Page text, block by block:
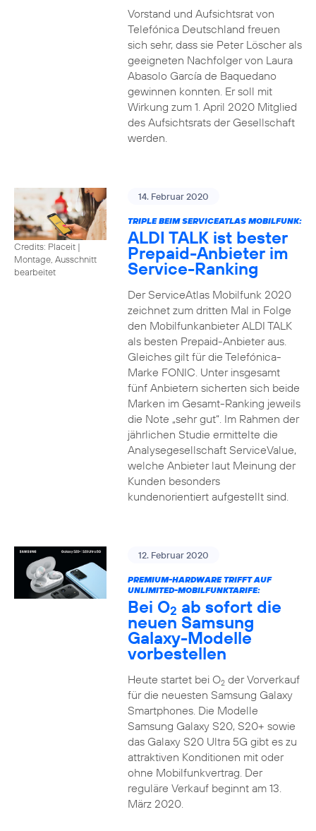
Vorstand und Aufsichtsrat von
Telefónica Deutschland freuen
sich sehr, dass sie Peter Löscher als
geeigneten Nachfolger von Laura
Abasolo García de Baquedano
gewinnen konnten. Er soll mit
Wirkung zum 1. April 2020 Mitglied
des Aufsichtsrats der Gesellschaft
werden.
Credits: Placeit |
Montage, Ausschnitt
bearbeitet
14. Februar 2020
TRIPLE BEIM SERVICEATLAS MOBILFUNK:
ALDI TALK ist bester
Prepaid-Anbieter im
Service-Ranking
Der ServiceAtlas Mobilfunk 2020
zeichnet zum dritten Mal in Folge
den Mobilfunkanbieter ALDI TALK
als besten Prepaid-Anbieter aus.
Gleiches gilt für die Telefónica-
Marke FONIC. Unter insgesamt
fünf Anbietern sicherten sich beide
Marken im Gesamt-Ranking jeweils
die Note „sehr gut“. Im Rahmen der
jährlichen Studie ermittelte die
Analysegesellschaft ServiceValue,
welche Anbieter laut Meinung der
Kunden besonders
kundenorientiert aufgestellt sind.
12. Februar 2020
PREMIUM-HARDWARE TRIFFT AUF
UNLIMITED-MOBILFUNKTARIFE:
Bei O2 ab sofort die
neuen Samsung
Galaxy-Modelle
vorbestellen
Heute startet bei O2der Vorverkauf
für die neuesten Samsung Galaxy
Smartphones. Die Modelle
Samsung Galaxy S20, S20+ sowie
das Galaxy S20 Ultra 5G gibt es zu
attraktiven Konditionen mit oder
ohne Mobilfunkvertrag. Der
reguläre Verkauf beginnt am 13.
März 2020.